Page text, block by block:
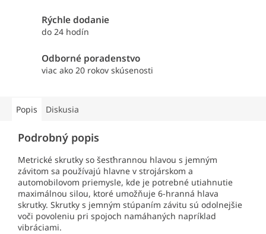
Rýchle dodanie
do 24 hodín
Odborné poradenstvo
viac ako 20 rokov skúsenosti
Popis Diskusia
Podrobný popis
Metrické skrutky so šesťhrannou hlavou s jemným
závitom sa používajú hlavne v strojárskom a
automobilovom priemysle, kde je potrebné utiahnutie
maximálnou silou, ktoré umožňuje 6-hranná hlava
skrutky. Skrutky s jemným stúpaním závitu sú odolnejšie
voči povoleniu pri spojoch namáhaných napríklad
vibráciami.